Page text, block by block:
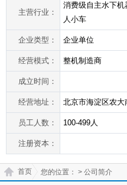
主营行业：
消费级自主水下
人小车
企业类型： 企业单位
经营模式： 整机制造商
成立时间：
经营地址： 北京市海淀区农
员工人数： 100-499人
注册资本：
您的位置：
首页 > 公司简介